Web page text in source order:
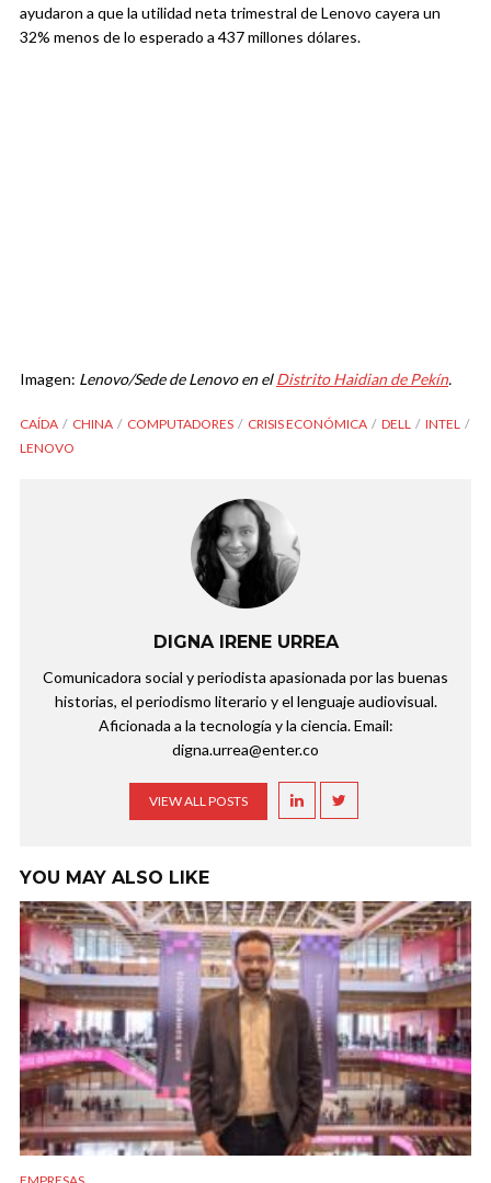
ayudaron a que la utilidad neta trimestral de Lenovo cayera un
32% menos de lo esperado a 437 millones dólares.
Imagen: Lenovo/Sede de Lenovo en elDistrito Haidian de Pekín.
CAÍDA CHINA COMPUTADORES CRISIS ECONÓMICA DELL
INTEL
LENOVO
DIGNA IRENE URREA
Comunicadora social y periodista apasionada por las buenas
historias, el periodismo literario y el lenguaje audiovisual.
Aficionada a la tecnología y la ciencia. Email:
digna.urrea@enter.co
VIEW ALL POSTS
YOU MAY ALSO LIKE